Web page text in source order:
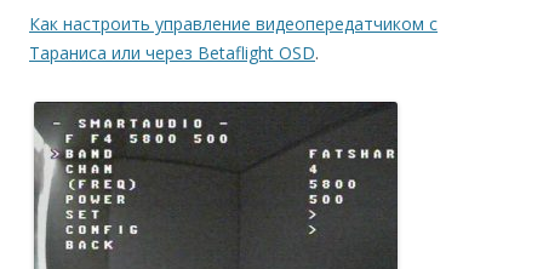
Как настроить управление видеопередатчиком с
Тараниса или через Betaflight OSD.